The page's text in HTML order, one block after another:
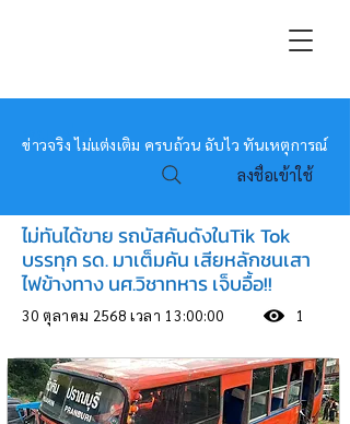
หมอข่าว
ข่าวจริง ไม่แต่งเติม ครบถ้วน ฉับไว ทันเหตุการณ์
ลงชื่อเข้าใช้
ไม่ทันได้ขาย รถบัสคันดังในTik Tok
บรรทุก รด. มาเต็มคัน เสียหลักชนเสา
ไฟข้างทาง นศ.วิชาทหาร เจ็บอื้อ!!
30 ตุลาคม 2568 เวลา 13:00:00 1